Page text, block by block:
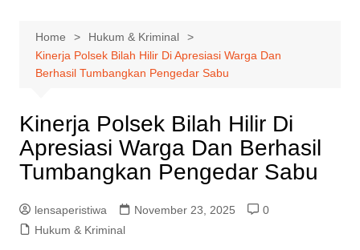
Home
Hukum & Kriminal
Kinerja Polsek Bilah Hilir Di Apresiasi Warga Dan
Berhasil Tumbangkan Pengedar Sabu
Kinerja Polsek Bilah Hilir Di
Apresiasi Warga Dan Berhasil
Tumbangkan Pengedar Sabu
lensaperistiwa November 23, 2025
0
Hukum & Kriminal